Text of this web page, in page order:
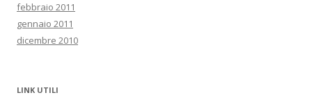
febbraio 2011
gennaio 2011
dicembre 2010
LINK UTILI